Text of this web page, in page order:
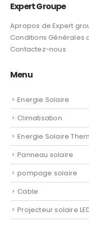
Expert Groupe
Apropos de Expert
Conditions Générales
Contactez-nous
Menu
Energie Solaire
Climatisation
Energie Solaire
Panneau solaire
pompage solaire
Cable
Projecteur solaire